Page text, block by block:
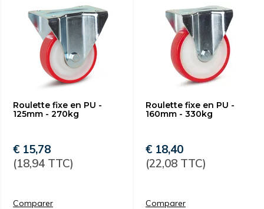
Roulette fixe en PU -
125mm - 270kg
€ 15,78
(18,94 TTC)
Comparer
Roulette fixe en PU -
160mm - 330kg
€ 18,40
(22,08 TTC)
Comparer